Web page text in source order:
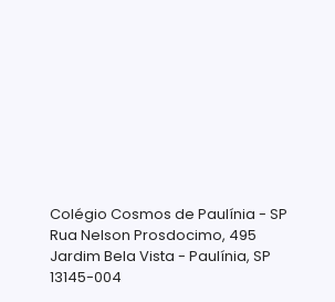
Colégio Cosmos de Paulínia - SP
Rua Nelson Prosdocimo, 495
Jardim Bela Vista - Paulínia, SP
13145-004